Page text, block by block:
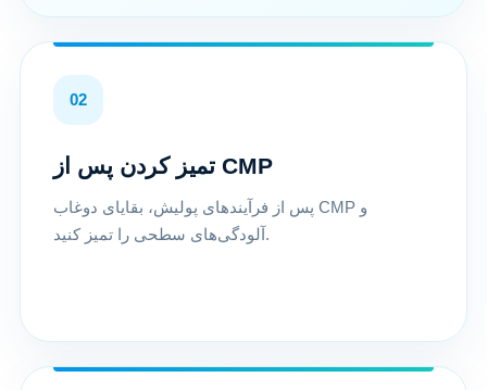
02
تمیز کردن پس از CMP
پس از فرآیندهای پولیش، بقایای دوغاب CMP و
آلودگی‌های سطحی را تمیز کنید.